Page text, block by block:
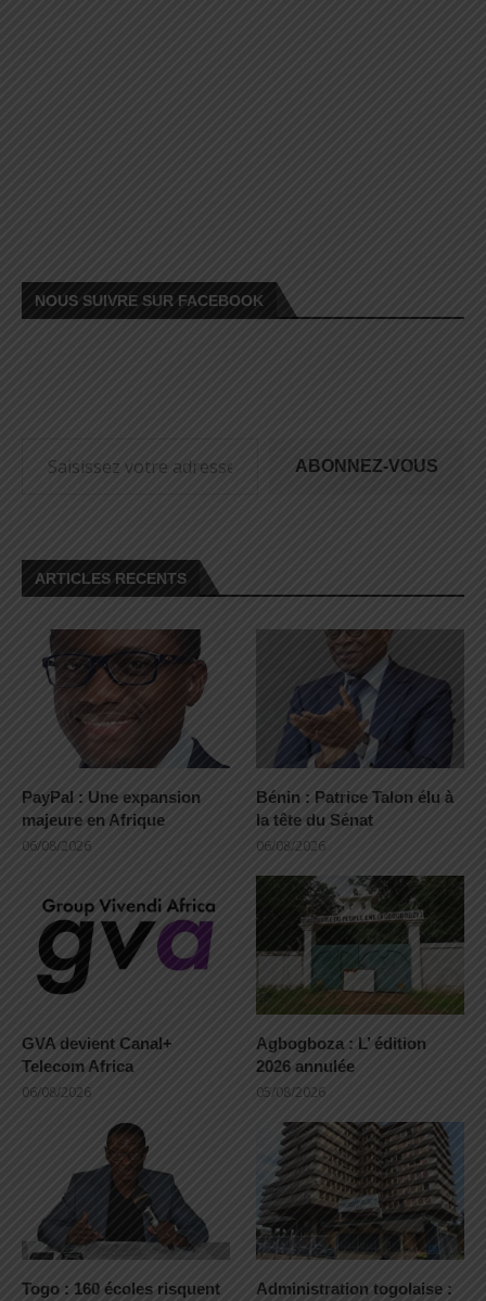
NOUS SUIVRE SUR FACEBOOK
ABONNEZ-VOUS
ARTICLES RECENTS
PayPal : Une expansion
majeure en Afrique
06/08/2026
Bénin : Patrice Talon élu à
la tête du Sénat
06/08/2026
GVA devient Canal+
Telecom Africa
06/08/2026
Agbogboza : L’ édition
2026 annulée
05/08/2026
Togo : 160 écoles risquent
Administration togolaise :